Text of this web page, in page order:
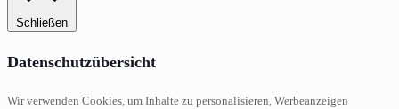
Schließen
Datenschutzübersicht
Wir verwenden Cookies, um Inhalte zu personalisieren, Werbeanzeigen